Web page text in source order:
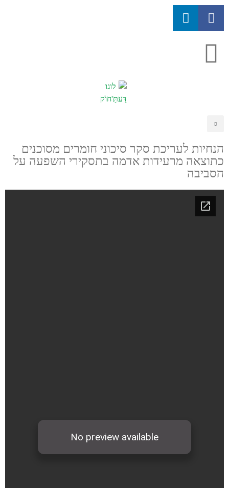
הנחיות לעריכת סקר סיכוני חומרים מסוכנים
כתוצאה מרעידות אדמה בתסקירי השפעה על
הסביבה